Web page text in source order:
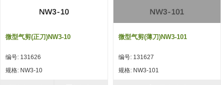
微型气剪(正刀)NW3-10
编号: 131626
规格: NW3-10
微型气剪(薄刀)NW3-101
编号: 131627
规格: NW3-101
(139)
自动夹具交换(多关节机器人用)
自动型快速交换用夹具 (59)
自动型快速交换用夹具-配件 (80)
自动夹具交换(多关节机器人用)
自动型快速交换用夹具(多关节机
抓取